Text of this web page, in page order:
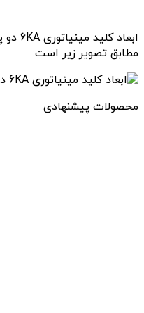
مطابق تصویر زیر است:
محصولات پیشنهادی